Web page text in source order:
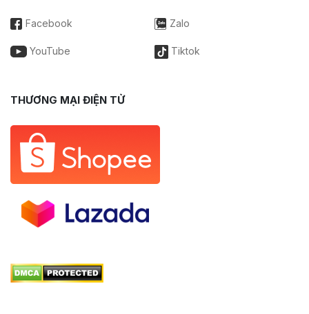
Facebook Zalo
YouTube Tiktok
THƯƠNG MẠI ĐIỆN TỬ